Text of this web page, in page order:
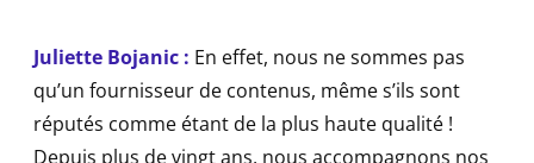
Juliette Bojanic : En effet, nous ne sommes pas
qu’un fournisseur de contenus, même s’ils sont
réputés comme étant de la plus haute qualité !
Depuis plus de vingt ans, nous accompagnons nos